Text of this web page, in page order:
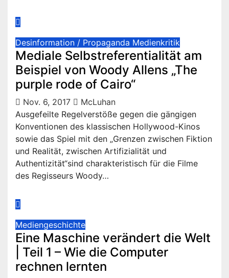
Desinformation / Propaganda Medienkritik
Mediale Selbstreferentialität am
Beispiel von Woody Allens „The
purple rode of Cairo“
Nov. 6, 2017
McLuhan
Ausgefeilte Regelverstöße gegen die gängigen
Konventionen des klassischen Hollywood-Kinos
sowie das Spiel mit den „Grenzen zwischen Fiktion
und Realität, zwischen Artifizialität und
Authentizität“sind charakteristisch für die Filme
des Regisseurs Woody…
Mediengeschichte
Eine Maschine verändert die Welt
| Teil 1 – Wie die Computer
rechnen lernten